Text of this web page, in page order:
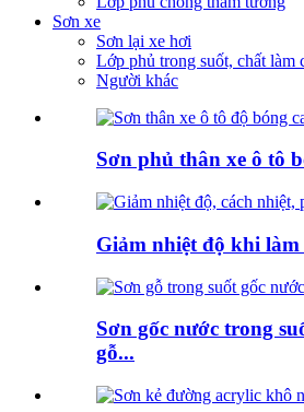
Sơn xe
Sơn lại xe hơi
Lớp phủ trong suốt, chất làm
Người khác
Sơn phủ thân xe ô tô
Giảm nhiệt độ khi làm
Sơn gốc nước trong
gỗ...